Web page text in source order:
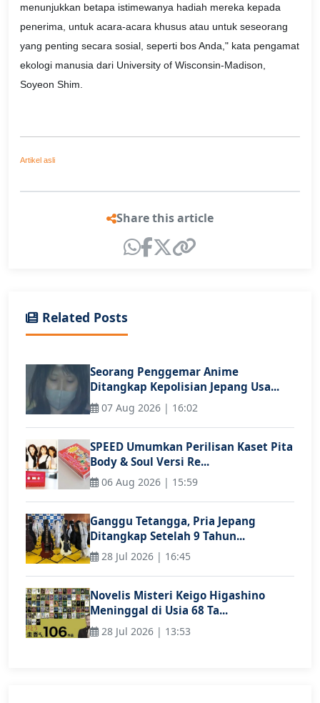
menunjukkan betapa istimewanya hadiah mereka kepada
penerima, untuk acara-acara khusus atau untuk seseorang
yang penting secara sosial, seperti bos Anda," kata pengamat
ekologi manusia dari University of Wisconsin-Madison,
Soyeon Shim.
Artikel asli
Share this article
Related Posts
Seorang Penggemar Anime
Ditangkap Kepolisian Jepang Usa...
07 Aug 2026 | 16:02
SPEED Umumkan Perilisan Kaset Pita
Body & Soul Versi Re...
06 Aug 2026 | 15:59
Ganggu Tetangga, Pria Jepang
Ditangkap Setelah 9 Tahun...
28 Jul 2026 | 16:45
Novelis Misteri Keigo Higashino
Meninggal di Usia 68 Ta...
28 Jul 2026 | 13:53